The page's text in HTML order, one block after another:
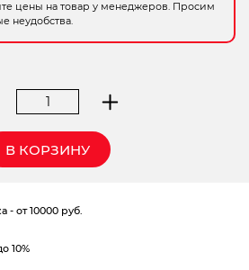
цены на товар у менеджеров. Просим
неудобства.
Количество
маска
сварочн.
В КОРЗИНУ
- от 10000 руб.
10%